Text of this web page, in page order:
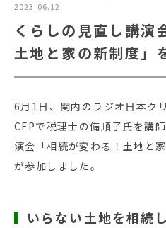
2023.06.12
くらしの見直し講演
土地と家の新制度」
6月1日、関内のラジオ日本ク
CFPで税理士の備順子氏を講
演会「相続が変わる！土地と
が参加しました。
いらない土地を相続